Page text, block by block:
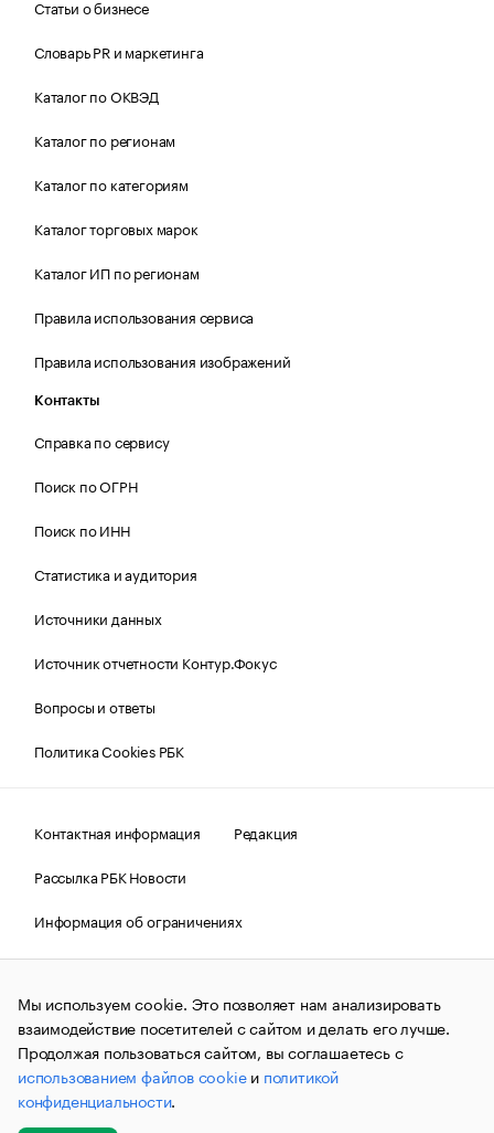
Статьи о бизнесе
Словарь PR и маркетинга
Каталог по ОКВЭД
Каталог по регионам
Каталог по категориям
Каталог торговых марок
Каталог ИП по регионам
Правила использования сервиса
Правила использования изображений
Контакты
Справка по сервису
Поиск по ОГРН
Поиск по ИНН
Статистика и аудитория
Источники данных
Источник отчетности Контур.Фокус
Вопросы и ответы
Политика Cookies РБК
Контактная информация
Редакция
Рассылка РБК Новости
Информация об ограничениях
Правовая информация
О соблюдении авторских прав
© АО «РОСБИЗНЕСКОНСАЛТИНГ»,1995–2026.Сообщения
и материалы информационного агентства «РБК»
(зарегистрировано Федеральной службой по надзору в сфере
связи, информационных технологий и массовых
коммуникаций (Роскомнадзор) 09.12.2015 за номером ИА
№ФС77-63848) сопровождаются пометкой «РБК». Отдельные
публикации могут содержать информацию,
Мы используем cookie. Это позволяет нам анализировать
взаимодействие посетителей с сайтом и делать его лучше.
Продолжая пользоваться сайтом, вы соглашаетесь с
использованием файлов cookieи политикой
конфиденциальности.